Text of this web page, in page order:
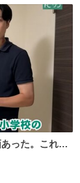
った。これよ
で一番正確。